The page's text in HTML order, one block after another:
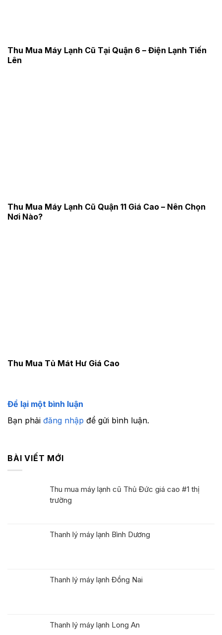
Thu Mua Máy Lạnh Cũ Tại Quận 6 – Điện Lạnh Tiến
Lên
Thu Mua Máy Lạnh Cũ Quận 11 Giá Cao – Nên Chọn
Nơi Nào?
Thu Mua Tủ Mát Hư Giá Cao
Để lại một bình luận
Bạn phải đăng nhập để gửi bình luận.
BÀI VIẾT MỚI
Thu mua máy lạnh cũ Thủ Đức giá cao #1 thị
trường
Thanh lý máy lạnh Bình Dương
Thanh lý máy lạnh Đồng Nai
Thanh lý máy lạnh Long An